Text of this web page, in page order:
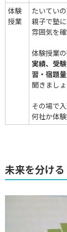
体験
授業
たいてい
親子で塾
雰囲気を確
体験授業
実績、受
習・宿題
聞きましょ
その場で
何社か体
未来を分ける